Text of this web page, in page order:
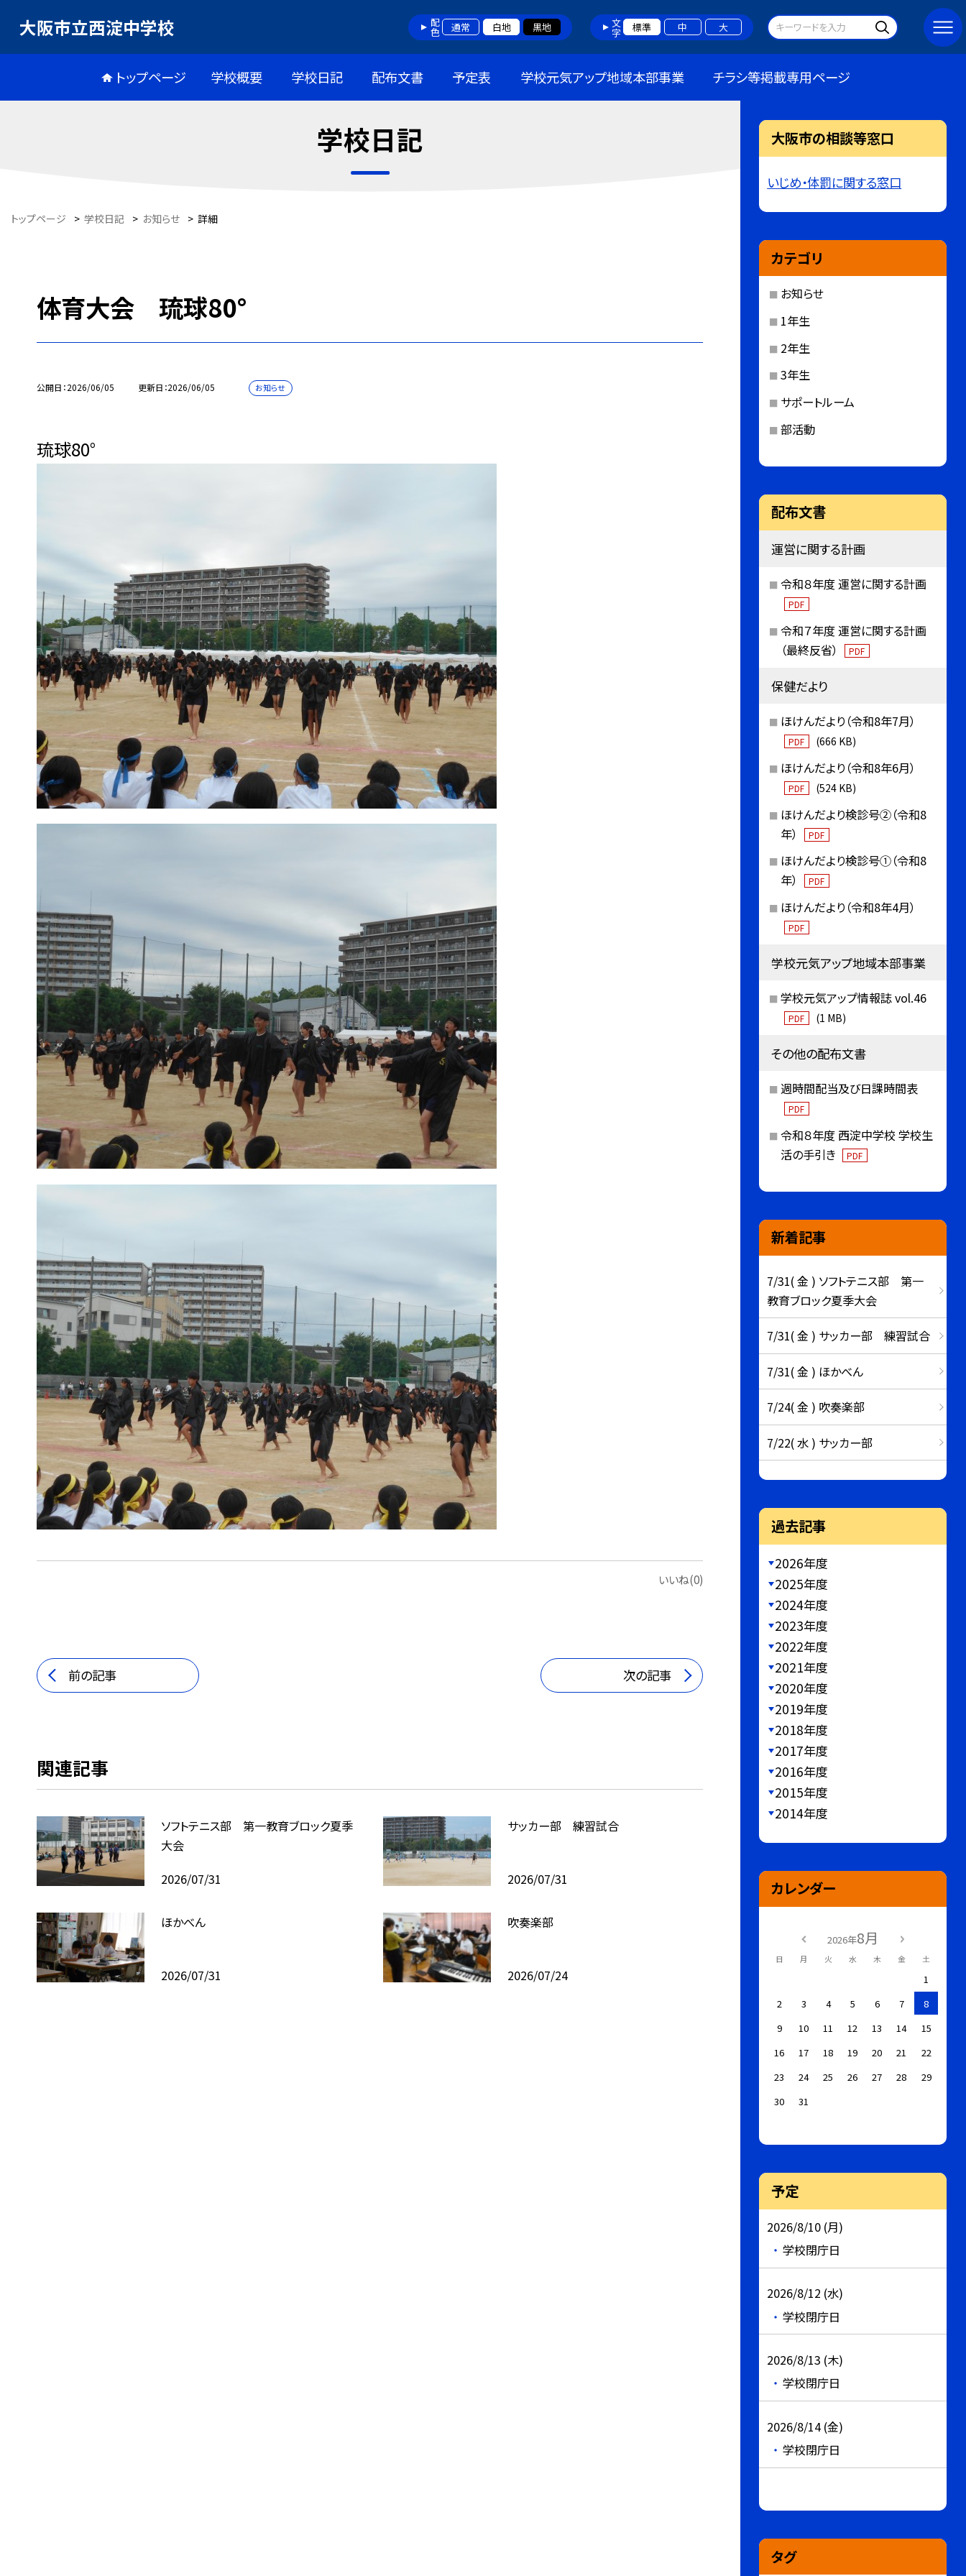
大阪市立西淀中学校 配色 通常 白地 黒地 文字 標準 中 大
トップページ 学校概要 学校日記 配布文書 予定表 学校元気アップ地域本部事業 チラシ等掲載専用ページ
学校日記
トップページ > 学校日記 > お知らせ > 詳細
体育大会 琉球80°
公開日 2026/06/05 更新日 2026/06/05 お知らせ
琉球80°
いいね(0)
前の記事 次の記事
関連記事
ソフトテニス部 第一教育ブロック夏季
大会
2026/07/31
サッカー部 練習試合
2026/07/31
ほかべん
2026/07/31
吹奏楽部
2026/07/24
大阪市の相談等窓口
いじめ・体罰に関する窓口
カテゴリ
お知らせ
1年生
2年生
3年生
サポートルーム
部活動
配布文書
運営に関する計画
令和８年度 運営に関する計画
PDF
令和７年度 運営に関する計画
（最終反省）
PDF
保健だより
ほけんだより（令和8年7月）
PDF (666 KB)
ほけんだより（令和8年6月）
PDF (524 KB)
ほけんだより検診号②（令和8
年）
PDF
ほけんだより検診号①（令和8
年）
PDF
ほけんだより（令和8年4月）
PDF
学校元気アップ地域本部事業
学校元気アップ情報誌 vol.46
PDF (1 MB)
その他の配布文書
週時間配当及び日課時間表
PDF
令和８年度 西淀中学校 学校生
活の手引き
PDF
新着記事
7/31( 金 ) ソフトテニス部 第一
教育ブロック夏季大会
7/31( 金 ) サッカー部 練習試合
7/31( 金 ) ほかべん
7/24( 金 ) 吹奏楽部
7/22( 水 ) サッカー部
過去記事
2026年度
2025年度
2024年度
2023年度
2022年度
2021年度
2020年度
2019年度
2018年度
2017年度
2016年度
2015年度
2014年度
カレンダー
2026年8月
日 月 火 水 木 金 土
1
2
3 4 5 6 7
8
9
10 11 12 13 14
15
16
17 18 19 20 21
22
23
24 25 26 27 28
29
30
31
予定
2026/8/10 (月)
学校閉庁日
2026/8/12 (水)
学校閉庁日
2026/8/13 (木)
学校閉庁日
2026/8/14 (金)
学校閉庁日
タグ